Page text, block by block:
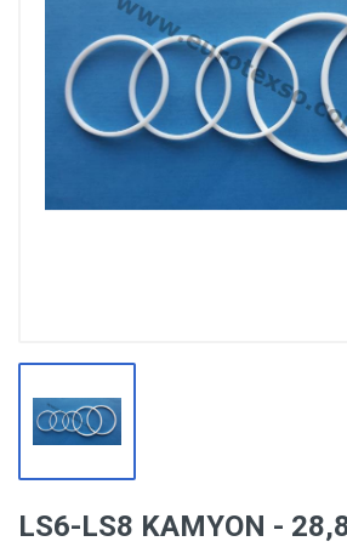
LS6-LS8 KAMYON -